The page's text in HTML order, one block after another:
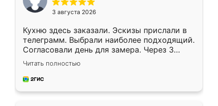
3 августа 2026
Кухню здесь заказали. Эскизы прислали в
телеграмм. Выбрали наиболее подходящий.
Согласовали день для замера. Через 3
недели кухня была уже готова. Остались
довольны работой. Спасибо Ренессанс
мебель за качественную работу!
Читать полностью